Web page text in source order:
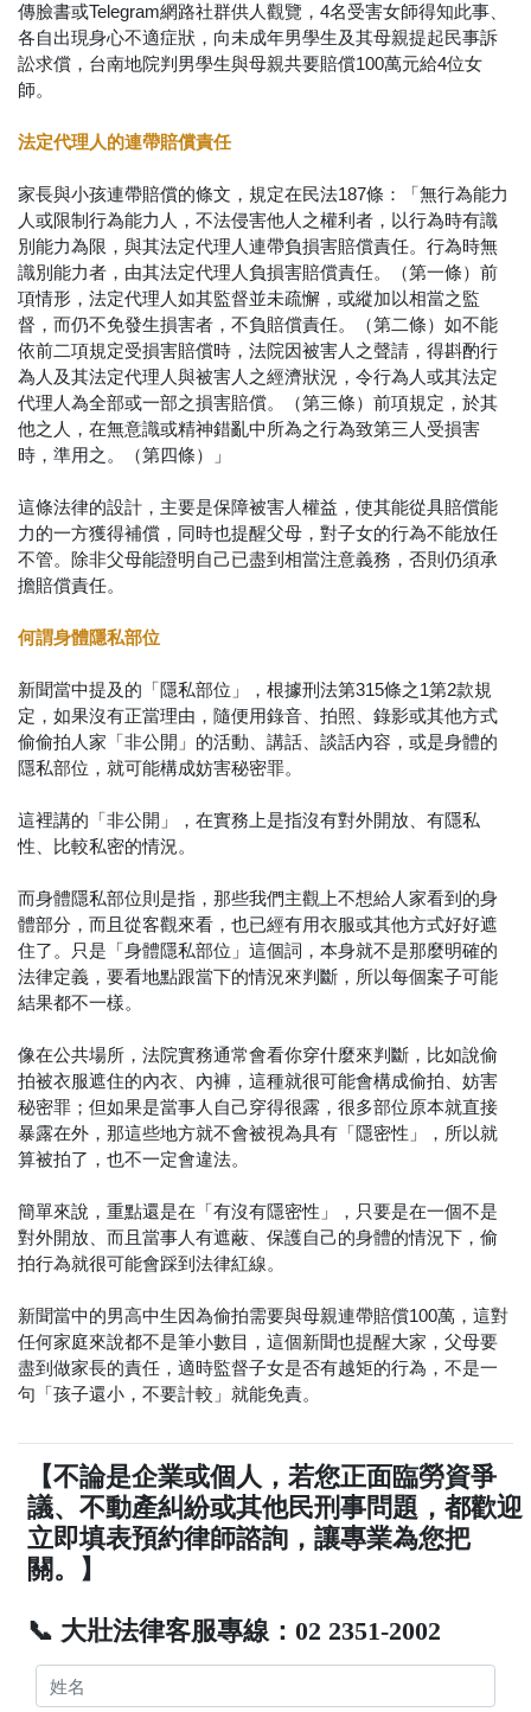
傳臉書或Telegram網路社群供人觀覽，4名受害女師得知此事、
各自出現身心不適症狀，向未成年男學生及其母親提起民事訴
訟求償，台南地院判男學生與母親共要賠償100萬元給4位女
師。
法定代理人的連帶賠償責任
家長與小孩連帶賠償的條文，規定在民法187條：「無行為能力
人或限制行為能力人，不法侵害他人之權利者，以行為時有識
別能力為限，與其法定代理人連帶負損害賠償責任。行為時無
識別能力者，由其法定代理人負損害賠償責任。（第一條）前
項情形，法定代理人如其監督並未疏懈，或縱加以相當之監
督，而仍不免發生損害者，不負賠償責任。（第二條）如不能
依前二項規定受損害賠償時，法院因被害人之聲請，得斟酌行
為人及其法定代理人與被害人之經濟狀況，令行為人或其法定
代理人為全部或一部之損害賠償。（第三條）前項規定，於其
他之人，在無意識或精神錯亂中所為之行為致第三人受損害
時，準用之。（第四條）」
這條法律的設計，主要是保障被害人權益，使其能從具賠償能
力的一方獲得補償，同時也提醒父母，對子女的行為不能放任
不管。除非父母能證明自己已盡到相當注意義務，否則仍須承
擔賠償責任。
何謂身體隱私部位
新聞當中提及的「隱私部位」，根據刑法第315條之1第2款規
定，如果沒有正當理由，隨便用錄音、拍照、錄影或其他方式
偷偷拍人家「非公開」的活動、講話、談話內容，或是身體的
隱私部位，就可能構成妨害秘密罪。
這裡講的「非公開」，在實務上是指沒有對外開放、有隱私
性、比較私密的情況。
而身體隱私部位則是指，那些我們主觀上不想給人家看到的身
體部分，而且從客觀來看，也已經有用衣服或其他方式好好遮
住了。只是「身體隱私部位」這個詞，本身就不是那麼明確的
法律定義，要看地點跟當下的情況來判斷，所以每個案子可能
結果都不一樣。
像在公共場所，法院實務通常會看你穿什麼來判斷，比如說偷
拍被衣服遮住的內衣、內褲，這種就很可能會構成偷拍、妨害
秘密罪；但如果是當事人自己穿得很露，很多部位原本就直接
暴露在外，那這些地方就不會被視為具有「隱密性」，所以就
算被拍了，也不一定會違法。
簡單來說，重點還是在「有沒有隱密性」，只要是在一個不是
對外開放、而且當事人有遮蔽、保護自己的身體的情況下，偷
拍行為就很可能會踩到法律紅線。
新聞當中的男高中生因為偷拍需要與母親連帶賠償100萬，這對
任何家庭來說都不是筆小數目，這個新聞也提醒大家，父母要
盡到做家長的責任，適時監督子女是否有越矩的行為，不是一
句「孩子還小，不要計較」就能免責。
【不論是企業或個人，若您正面臨勞資爭
議、不動產糾紛或其他民刑事問題，都歡迎
立即填表預約律師諮詢，讓專業為您把
關。】
📞 大壯法律客服專線：02 2351-2002